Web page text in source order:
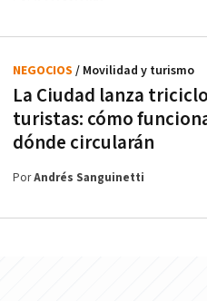
La Ciudad lanza
turistas: cómo
dónde circularán
NEGOCIOS / Movilidad y turismo
PorAndrés Sanguinetti